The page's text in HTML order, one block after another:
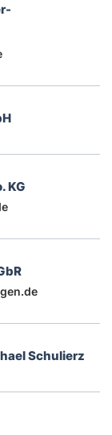
KG
Schulierz